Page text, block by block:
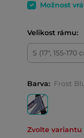
Možnost
Velikost rámu:
S (17", 155-170
Barva: Frost
Zvolte